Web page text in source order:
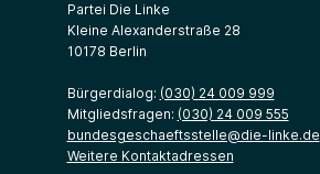
Partei Die Linke
Kleine Alexanderstraße 28
10178 Berlin
Bürgerdialog: (030) 24 009 999
Mitgliedsfragen: (030) 24 009 555
bundesgeschaeftsstelle@die-linke.de
Weitere Kontaktadressen